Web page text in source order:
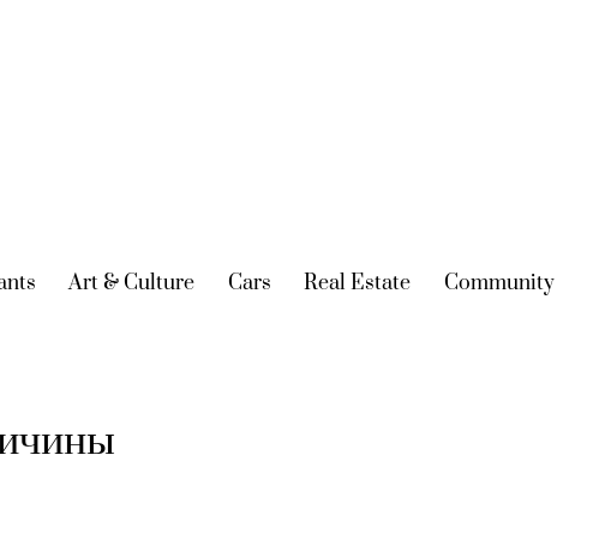
(current)
Art & Culture (current)
Cars (current)
Real Estate (current)
Community